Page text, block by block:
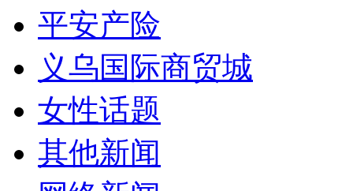
平安产险
义乌国际商贸城
女性话题
其他新闻